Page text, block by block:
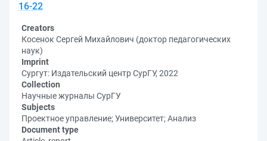
16-22
Creators
Косенок Сергей Михайлович (доктор педагогических
наук)
Imprint
Сургут: Издательский центр СурГУ, 2022
Collection
Научные журналы СурГУ
Subjects
Проектное управление; Университет; Анализ
Document type